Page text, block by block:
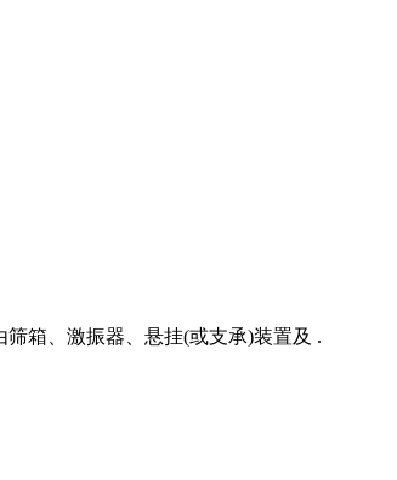
箱、激振器、悬挂(或支承)装置及 .